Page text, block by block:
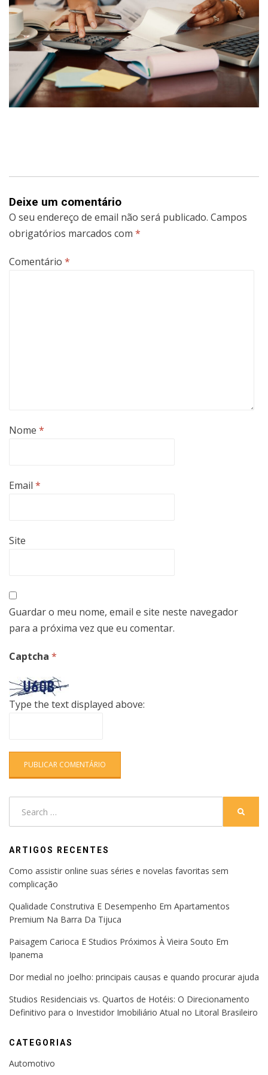
Deixe um comentário
O seu endereço de email não será publicado. Campos
obrigatórios marcados com *
Comentário *
Nome *
Email *
Site
Guardar o meu nome, email e site neste navegador
para a próxima vez que eu comentar.
Captcha *
Type the text displayed above:
ARTIGOS RECENTES
Como assistir online suas séries e novelas favoritas sem
complicação
Qualidade Construtiva E Desempenho Em Apartamentos
Premium Na Barra Da Tijuca
Paisagem Carioca E Studios Próximos À Vieira Souto Em
Ipanema
Dor medial no joelho: principais causas e quando procurar ajuda
Studios Residenciais vs. Quartos de Hotéis: O Direcionamento
Definitivo para o Investidor Imobiliário Atual no Litoral Brasileiro
CATEGORIAS
Automotivo